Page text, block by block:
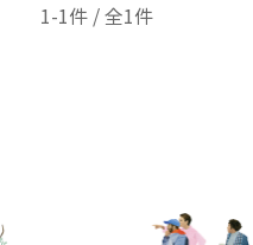
1-1件 / 全1件